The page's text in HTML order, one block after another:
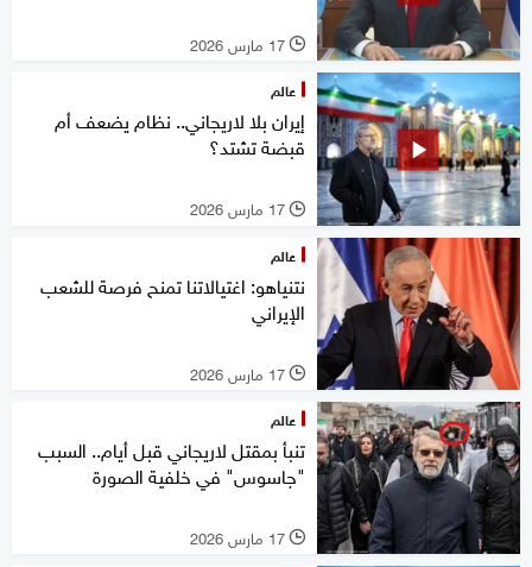
l 17 مارس 2026
عالم
إيران بلا لاريجاني.. نظام يضعف أم
قبضة تشتد؟
l 17 مارس 2026
عالم
نتنياهو: اغتيالاتنا تمنح فرصة للشعب
الإيراني
l 17 مارس 2026
عالم
تنبأ بمقتل لاريجاني قبل أيام.. السبب
"جاسوس" في خلفية الصورة
l 17 مارس 2026